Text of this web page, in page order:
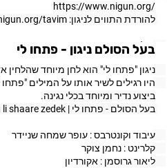
https://www.nigun.org/
להורדת התווים לניגון: tavim
מילות הפיוט:
חֲמוֹל עַל מַעֲשֶׂיךָ, וְתִשְׂמַח בְּמַעֲשֶׂיךָ⁠
וְיֹאמְרוּ לְךָ חוֹסֶיךָ, בְּצַדֶּקְךָ עֲמוּסֶיךָ⁠
תֻּקְדַּשׁ אָדוֹן עַל כָּל מַעֲשֶׂיךָ⁠
כִּי מַקְדִּישֶׁיךָ כְּעֶרְכְּךָ קִדַּשְׁתָּ⁠
נָאֶה לְקָדוֹשׁ פְּאֵר מִקְּדוֹשִׁים
בעל הסולם ניגון - פתחו לי
ניגון "פתחו לי" הוא לחן מיוחד
היו רגילים לשיר אותו על המילים
ביצוע נדיר ומיוחד בכלי נגינה.
בעל הסולם - פתחו לי | baal hasulam - pitchu li shaare zedek
עיבוד וקונטרבס : עופר שמחה שניידר
קלרינט : נחמן צוקר
ליאור גרוסמן : אקורדיון